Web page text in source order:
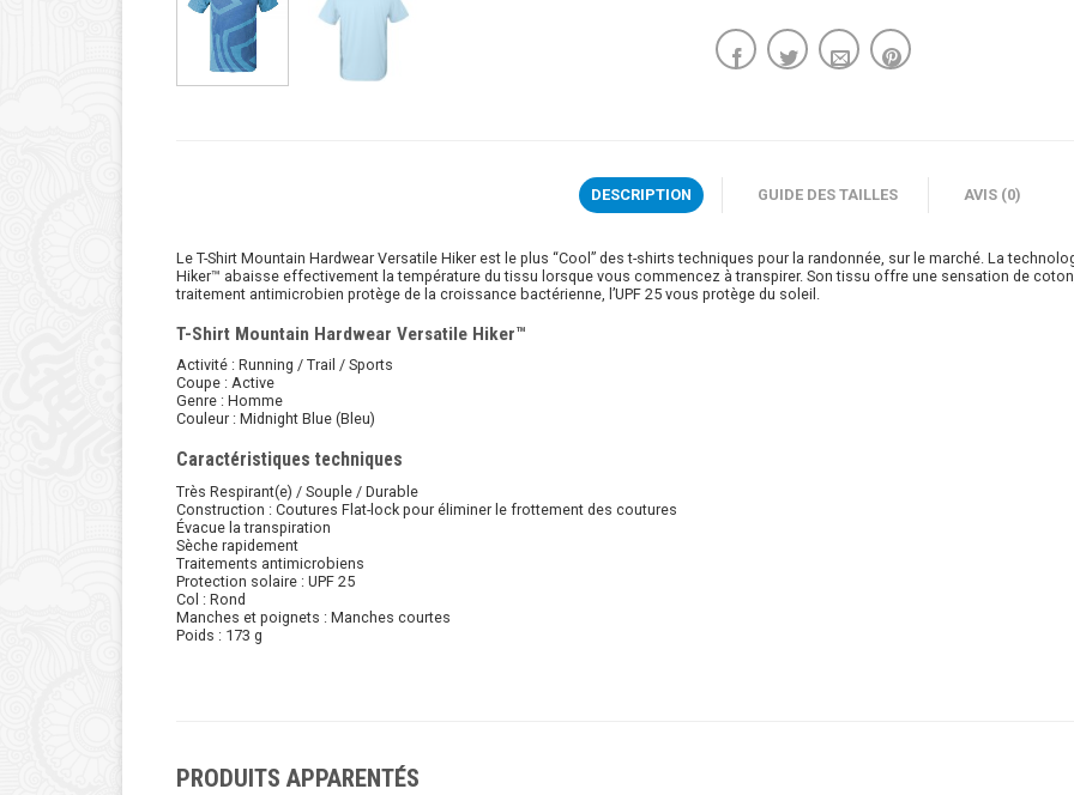
DESCRIPTION GUIDE DES TAILLES AVIS (0)
Le T-Shirt Mountain Hardwear Versatile Hiker est le plus “Cool” des t-shirts techniques pour la randonnée, sur le marché. La
Hiker™ abaisse effectivement la température du tissu lorsque vous commencez à transpirer. Son tissu offre une sensation de
traitement antimicrobien protège de la croissance bactérienne, l’UPF 25 vous protège du soleil.
T-Shirt Mountain Hardwear Versatile Hiker™
Activité : Running / Trail / Sports
Coupe : Active
Genre : Homme
Couleur : Midnight Blue (Bleu)
Caractéristiques techniques
Très Respirant(e) / Souple / Durable
Construction : Coutures Flat-lock pour éliminer le frottement des coutures
Évacue la transpiration
Sèche rapidement
Traitements antimicrobiens
Protection solaire : UPF 25
Col : Rond
Manches et poignets : Manches courtes
Poids : 173 g
PRODUITS APPARENTÉS